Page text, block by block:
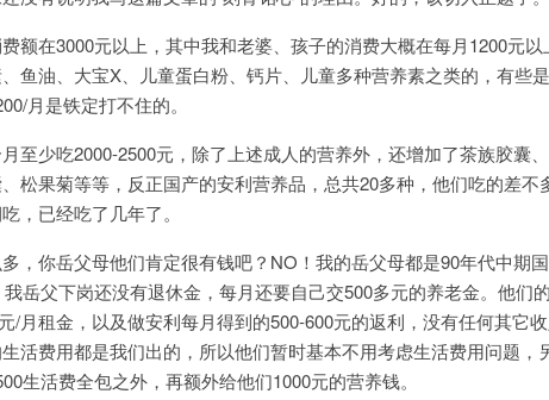
额在3000元以上，其中我和老婆、孩子的消费大概在每月1200元以
鱼油、大宝X、儿童蛋白粉、钙片、儿童多种营养素之类的，有些
月是铁定打不住的。
至少吃2000-2500元，除了上述成人的营养外，还增加了茶族胶囊
松果菊等等，反正国产的安利营养品，总共20多种，他们吃的差不
，已经吃了几年了。
，你岳父母他们肯定很有钱吧？NO！我的岳父母都是90年代中期
岳父下岗还没有退休金，每月还要自己交500多元的养老金。他们
/月租金，以及做安利每月得到的500-600元的返利，没有任何其它
活费用都是我们出的，所以他们暂时基本不用考虑生活费用问题，
生活费全包之外，再额外给他们1000元的营养钱。